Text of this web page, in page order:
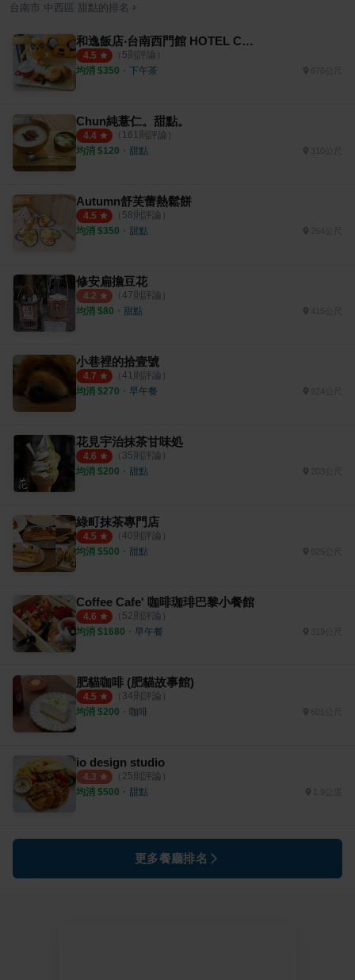
台南市 中西區 甜點的排名 ›
和逸飯店‧台南西門館 HOTEL COZZI Ximen Tainan
4.5 （ 5則評論）
均消 $350 ・ 下午茶
Chun純薏仁。甜點。
4.4 （ 161 則評論）
均消 $120 ・ 甜點
Autumn舒芙蕾熱鬆餅
4.5 （ 58則評論）
均消 $350 ・ 甜點 254公尺
修安扁擔豆花
4.2 （ 47則評論）
均消 $80 ・ 甜點 415公尺
小巷裡的拾壹號
4.7 （ 41 則評論）
均消 $270 ・ 早午餐 924公尺
花見宇治抹茶甘味処
4.6 （ 35則評論）
均消 $200 ・ 甜點
綠町抹茶專門店
4.5 （ 40則評論）
均消 $500 ・ 甜點 925公尺
Coffee Cafe' 咖啡珈琲巴黎小餐館
4.6 （ 52則評論）
均消 $1680 ・ 早午餐
肥貓咖啡 (肥貓故事館)
4.5 （ 34則評論）
均消 $200 ・ 咖啡
io design studio
4.3 （ 25則評論）
均消 $500 ・ 甜點
更多餐廳排名